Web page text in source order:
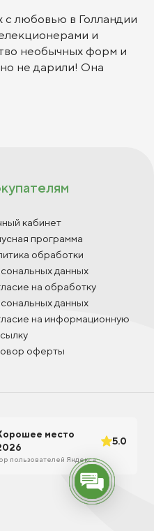
с любовью в Голландии
и
необычных форм и
не дарили! Она
кабинет
программа
обработки
данных
на обработку
данных
на информационную
оферты
место
5.0
пользователей Яндекса